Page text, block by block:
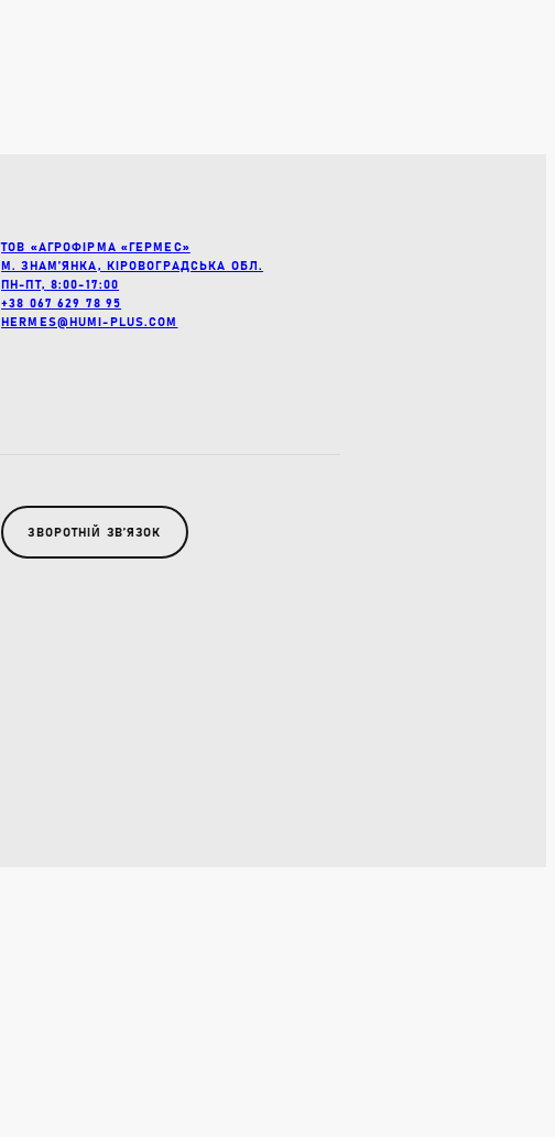
ТОВ «АГРОФІРМА «ГЕРМЕС»
М. ЗНАМ’ЯНКА, КІРОВОГРАДСЬКА ОБЛ.
ПН-ПТ, 8:00-17:00
+38 067 629 78 95
HERMES@HUMI-PLUS.COM
ЗВОРОТНІЙ ЗВʼЯЗОК